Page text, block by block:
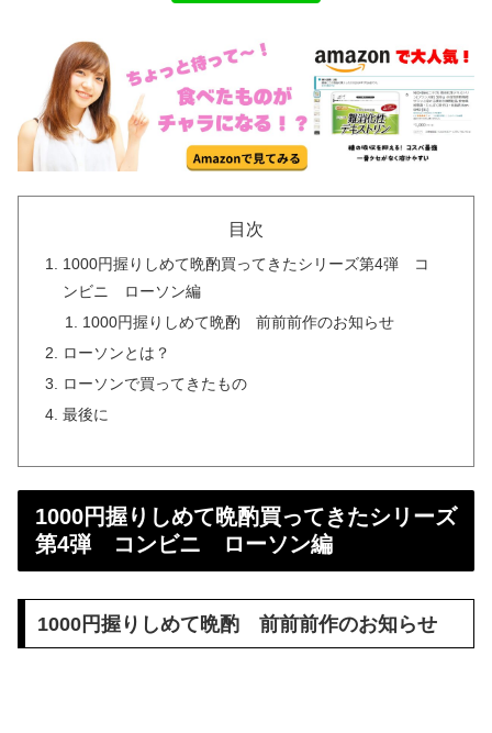
目次
1000円握りしめて晩酌買ってきたシリーズ第4弾 コ
ンビニ ローソン編
1000円握りしめて晩酌 前前前作のお知らせ
ローソンとは？
ローソンで買ってきたもの
最後に
1000円握りしめて晩酌買ってきたシリーズ
第4弾 コンビニ ローソン編
1000円握りしめて晩酌 前前前作のお知らせ